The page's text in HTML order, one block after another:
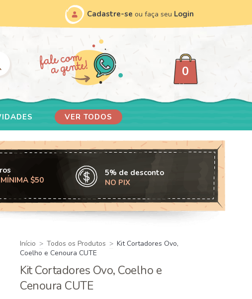
Cadastre-se ou faça seu Login
0
VER TODOS
$50
5% de desconto
NO PIX
Início > Todos os Produtos > Kit Cortadores Ovo,
Coelho e Cenoura CUTE
Kit Cortadores Ovo, Coelho e
Cenoura CUTE